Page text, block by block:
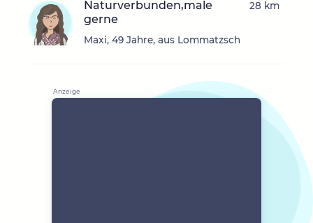
Naturverbunden,male
gerne
Maxi, 49 Jahre, aus Lommatzsch
28 km